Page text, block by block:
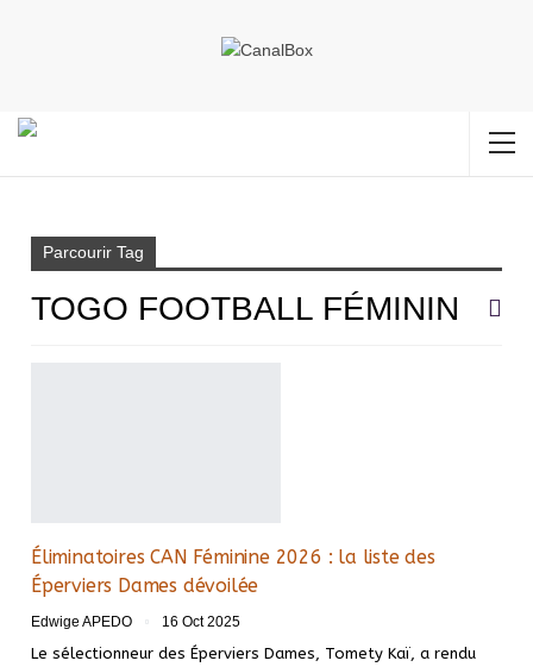
Parcourir Tag
TOGO FOOTBALL FÉMININ
Éliminatoires CAN Féminine 2026 : la liste des
Éperviers Dames dévoilée
Edwige APEDO 16 Oct 2025
Le sélectionneur des Éperviers Dames, Tomety Kaï, a rendu